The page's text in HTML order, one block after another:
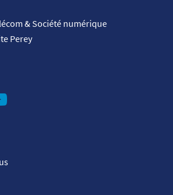
& Société numérique
Perey